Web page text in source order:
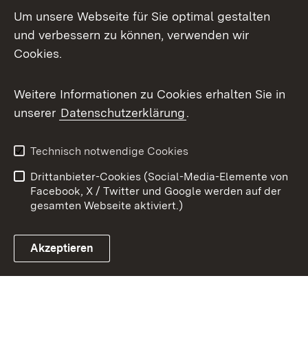
X / Twitter
Youtube
Link zum Landesportal
Kontakt
Datenschutz
Barrierefreiheit
Impressum
Cookies
Um unsere Webseite für Sie optimal gestalten
und verbessern zu können, verwenden wir
Cookies.
Weitere Informationen zu Cookies erhalten Sie in
unserer Datenschutzerklärung.
Technisch notwendige Cookies
Drittanbieter-Cookies (Social-Media-Elemente von
Facebook, X / Twitter und Google werden auf der
gesamten Webseite aktiviert.)
Akzeptieren